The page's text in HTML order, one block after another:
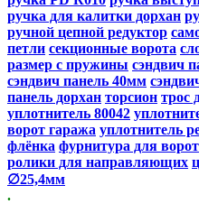
ручка для калитки дорхан
ручной цепной редуктор
петли секционные ворота
размер с пружины сэндвич
сэндвич панель 40мм
панель дорхан торсион трос
уплотнитель 80042
ворот гаража уплотнитель
флёнка фурнитура для ворот
ролики для направляющих
∅25,4мм​​
.